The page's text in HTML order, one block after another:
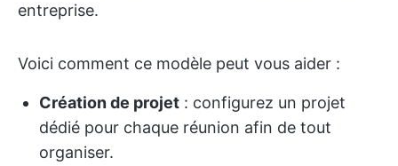
entreprise.
Voici comment ce modèle peut vous aider :
Création de projet : configurez un projet
dédié pour chaque réunion afin de tout
organiser.